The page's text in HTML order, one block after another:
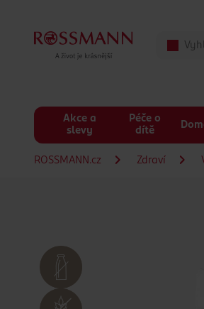
Akce a
slevy
Péče o
dítě
ROSSMANN.cz Zdraví